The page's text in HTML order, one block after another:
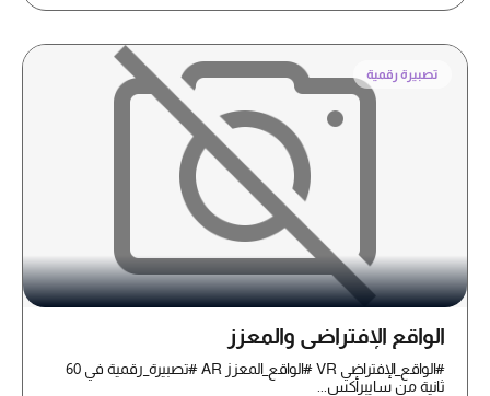
تصبيرة رقمية
الواقع الإفتراضي والمعزز
#الواقع_الإفتراضي VR #الواقع_المعزز AR #تصبيرة_رقمية في 60
ثانية من سايبرأكس...